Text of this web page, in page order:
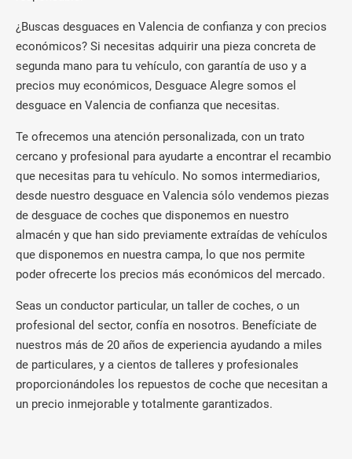
¿Buscas desguaces en Valencia de confianza y con precios
económicos? Si necesitas adquirir una pieza concreta de
segunda mano para tu vehículo, con garantía de uso y a
precios muy económicos, Desguace Alegre somos el
desguace en Valencia de confianza que necesitas.
Te ofrecemos una atención personalizada, con un trato
cercano y profesional para ayudarte a encontrar el recambio
que necesitas para tu vehículo. No somos intermediarios,
desde nuestro desguace en Valencia sólo vendemos piezas
de desguace de coches que disponemos en nuestro
almacén y que han sido previamente extraídas de vehículos
que disponemos en nuestra campa, lo que nos permite
poder ofrecerte los precios más económicos del mercado.
Seas un conductor particular, un taller de coches, o un
profesional del sector, confía en nosotros. Benefíciate de
nuestros más de 20 años de experiencia ayudando a miles
de particulares, y a cientos de talleres y profesionales
proporcionándoles los repuestos de coche que necesitan a
un precio inmejorable y totalmente garantizados.